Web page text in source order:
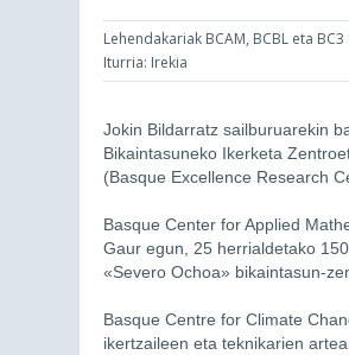
Lehendakariak BCAM, BCBL eta
Iturria: Irekia
Jokin Bildarratz sailburuarekin
Bikaintasuneko Ikerketa
(Basque Excellence Research
Basque Center for Applied
Gaur egun, 25 herrialdetako
«Severo Ochoa» bikaintasun-
Basque Centre for Climate
ikertzaileen eta teknikarien